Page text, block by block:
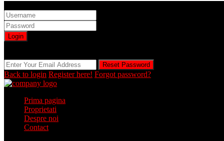
Login
Reset Password
Back to login Register here! Forgot password?
Prima pagina
Proprietati
Despre noi
Contact